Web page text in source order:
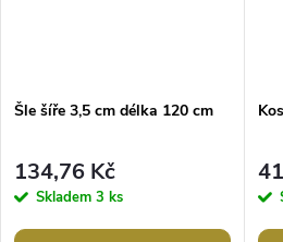
Šle šíře 3,5 cm délka 120 cm
134,76 Kč
Skladem 3 ks